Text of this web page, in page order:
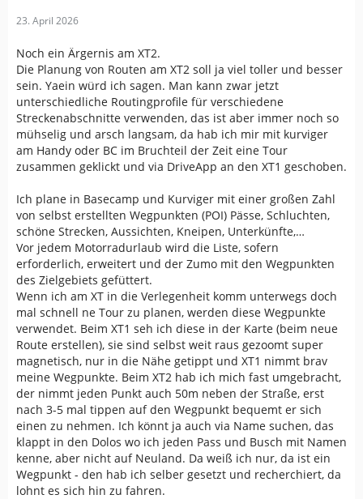
23. April 2026
Noch ein Ärgernis am XT2.
Die Planung von Routen am XT2 soll ja viel toller und besser
sein. Yaein würd ich sagen. Man kann zwar jetzt
unterschiedliche Routingprofile für verschiedene
Streckenabschnitte verwenden, das ist aber immer noch so
mühselig und arsch langsam, da hab ich mir mit kurviger
am Handy oder BC im Bruchteil der Zeit eine Tour
zusammen geklickt und via DriveApp an den XT1 geschoben.
Ich plane in Basecamp und Kurviger mit einer großen Zahl
von selbst erstellten Wegpunkten (POI) Pässe, Schluchten,
schöne Strecken, Aussichten, Kneipen, Unterkünfte,…
Vor jedem Motorradurlaub wird die Liste, sofern
erforderlich, erweitert und der Zumo mit den Wegpunkten
des Zielgebiets gefüttert.
Wenn ich am XT in die Verlegenheit komm unterwegs doch
mal schnell ne Tour zu planen, werden diese Wegpunkte
verwendet. Beim XT1 seh ich diese in der Karte (beim neue
Route erstellen), sie sind selbst weit raus gezoomt super
magnetisch, nur in die Nähe getippt und XT1 nimmt brav
meine Wegpunkte. Beim XT2 hab ich mich fast umgebracht,
der nimmt jeden Punkt auch 50m neben der Straße, erst
nach 3-5 mal tippen auf den Wegpunkt bequemt er sich
einen zu nehmen. Ich könnt ja auch via Name suchen, das
klappt in den Dolos wo ich jeden Pass und Busch mit Namen
kenne, aber nicht auf Neuland. Da weiß ich nur, da ist ein
Wegpunkt - den hab ich selber gesetzt und recherchiert, da
lohnt es sich hin zu fahren.